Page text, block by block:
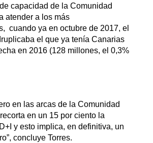
capacidad de la Comunidad
atender a los más
cuando ya en octubre de 2017, el
el que ya tenía Canarias
en 2016 (128 millones, el 0,3%
en las arcas de la Comunidad
en un 15 por ciento la
y esto implica, en definitiva, un
concluye Torres.